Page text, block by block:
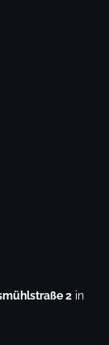
2 in